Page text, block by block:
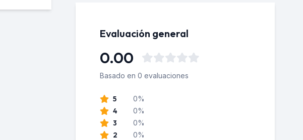
Evaluación general
0.00
Basado en 0 evaluaciones
5 0%
4 0%
3 0%
2 0%